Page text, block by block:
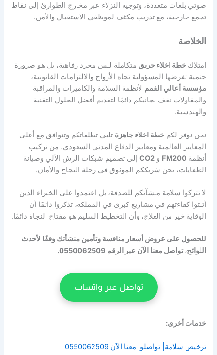
صوتي بلغات متعددة، وتوجيه النزلاء عبر مخارج الطوارئ إلى نقاط
تجمع خارجية، مع تدريب مكثف لموظفي الاستقبال والأمن.
الخلاصة
امتلاكخطة اخلاء حريق متكاملة ليس مجرد رفاهية، بل هو ضرورة
حتمية تفرضها المسؤولية تجاه الأرواح والالتزامات القانونية،
مؤسسة أعالي القمم لأنظمة السلامة والكاميرات والمراقبة
والمقاولات تقف بجانبكم دائمًا لتقديم أفضل الحلول التقنية
والهندسية.
نحن نوفر لكمخطة اخلاء جاهزة تلبي تطلعاتكم وتتوافق مع أعلى
المعايير العالمية ومعايير الدفاع المدني السعودي، من تركيب
أنظمةFM200 وCO2 إلى تصميم شبكات الرش الآلي وصيانة
الطفايات، نحن شريككم الموثوق في رحلة النجاح والأمان.
لا تتركوا سلامة منشآتكم للصدفة، بل اعتمدوا على الخبراء الذين
أثبتوا كفاءتهم في مشاريع كبرى في المملكة، تذكروا دائمًا أن
الوقاية خير من العلاج، وأن التخطيط السليم هو مفتاح النجاة دائمًا.
للحصول على عروض أسعار منافسة وتأمين منشأتك وفقًا لأحدث
اللوائح، تواصل معنا الآن عبر الرقم 0550062509.
تواصل عبر واتساب
خدمات أخرى:
ترخيص سلامة| تواصلوا معنا الآن 0550062509